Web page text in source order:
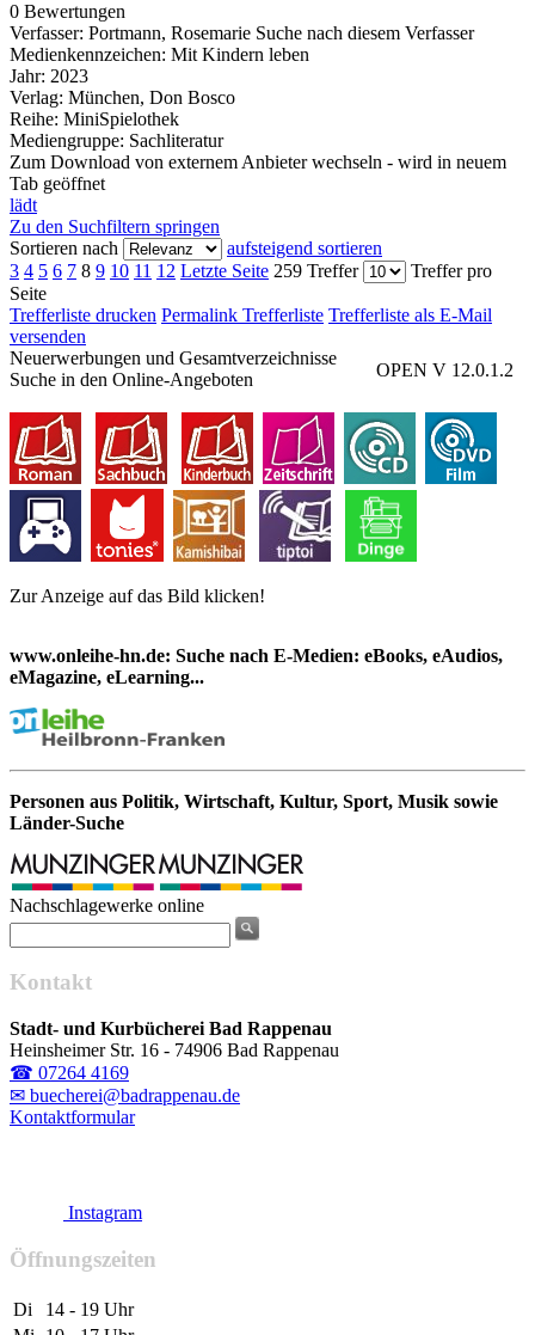
0 Bewertungen
Verfasser: Portmann, Rosemarie Suche nach diesem Verfasser
Medienkennzeichen: Mit Kindern leben
Jahr: 2023
Verlag: München, Don Bosco
Reihe: MiniSpielothek
Mediengruppe: Sachliteratur
Zum Download von externem Anbieter wechseln - wird in neuem
Tab geöffnet
lädt
Zu den Suchfiltern springen
Sortieren nach
aufsteigend sortieren
3 4 5 6 7 8 9 10 11 12 Letzte Seite 259 Treffer
Treffer pro
Seite
Trefferliste drucken Permalink Trefferliste Trefferliste als E-Mail
versenden
OPEN V 12.0.1.2
Neuerwerbungen und Gesamtverzeichnisse
Zur Anzeige auf das Bild klicken!
Suche in den Online-Angeboten
www.onleihe-hn.de: Suche nach E-Medien: eBooks, eAudios,
eMagazine, eLearning...
Personen aus Politik, Wirtschaft, Kultur, Sport, Musik sowie
Länder-Suche
Nachschlagewerke online
Kontakt
Stadt- und Kurbücherei Bad Rappenau
Heinsheimer Str. 16 - 74906 Bad Rappenau
☎ 07264 4169
✉ buecherei@badrappenau.de
Kontaktformular
Instagram
Öffnungszeiten
Di
14 - 19 Uhr